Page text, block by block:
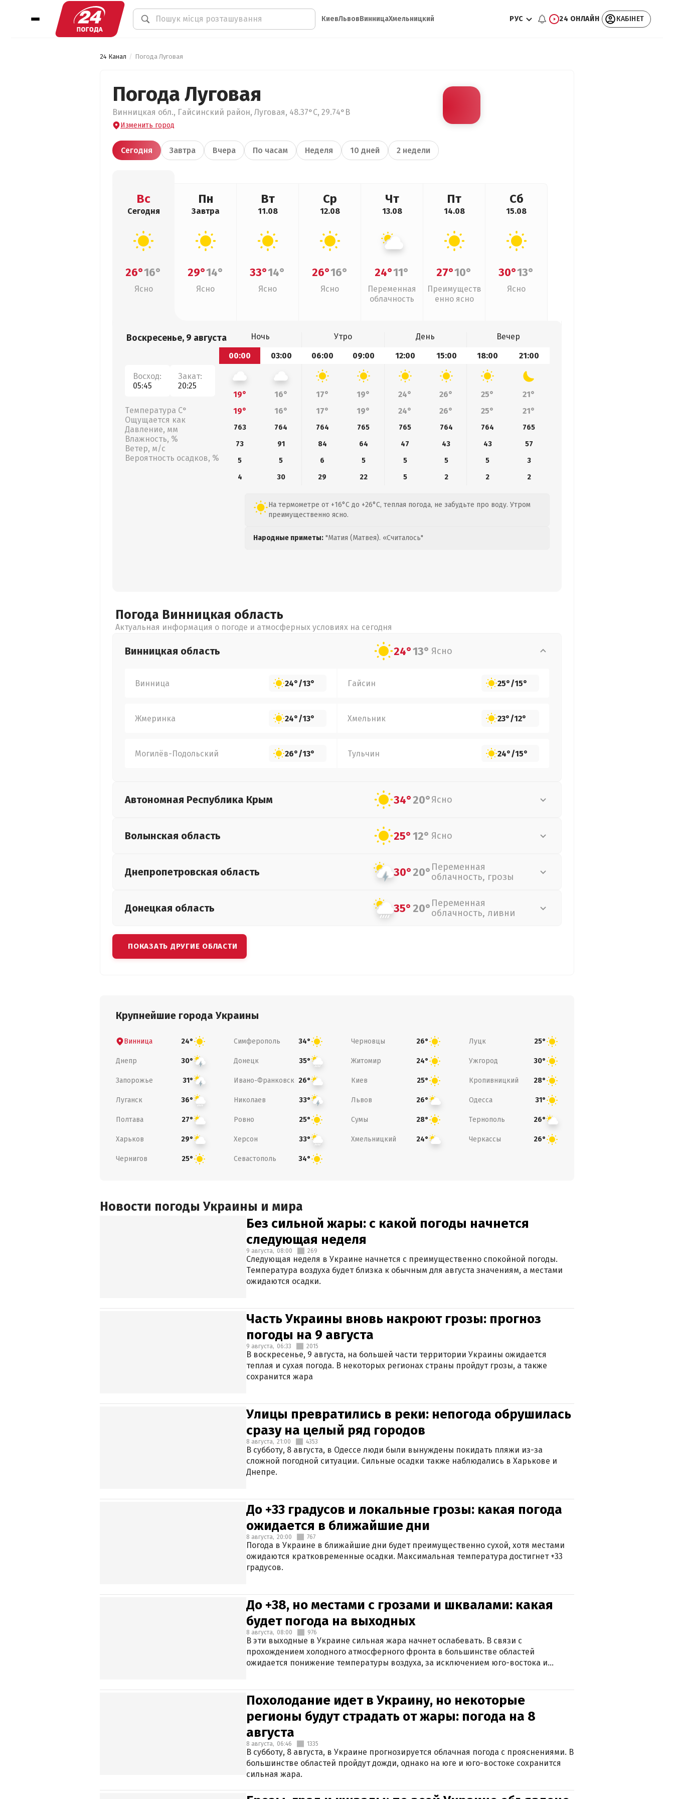
КиевЛьвовВинницаХмельницкий РУС 24 ОНЛАЙН КАБІНЕТ
24 Канал Погода Луговая
Погода Луговая
Винницкая обл., Гайсинский район, Луговая, 48.37°С, 29.74°В
Изменить город
Сегодня Завтра Вчера По часам Неделя 10 дней 2 недели
Вс
Сегодня
26°16°
Ясно
Пн
Завтра
29°14°
Ясно
Вт
11.08
33°14°
Ясно
Ср
12.08
26°16°
Ясно
Чт
13.08
24°11°
Переменная
облачность
Пт
14.08
27°10°
Преимуществ
енно ясно
Сб
15.08
30°13°
Ясно
Воскресенье, 9 августа
Восход:
05:45
Закат:
20:25
Температура С°
Ощущается как
Давление, мм
Влажность, %
Ветер, м/с
Вероятность осадков, %
Ночь Утро День
Вечер
00:00
03:00 06:00 09:00 12:00 15:00 18:00 21:00
19° 16° 17° 19° 24° 26° 25°
21°
19°
16° 17° 19° 24° 26° 25° 21°
763 764 764 765 765 764 764
765
73
91 84 64 47 43 43
57
5
5 6 5 5 5 5
3
4
30 29 22 5 2 2 2
На термометре от +16°C до +26°C, теплая погода, не забудьте про воду. Утром
преимущественно ясно.
Народные приметы: "Матия (Матвея). «Считалось"
Погода Винницкая область
Актуальная информация о погоде и атмосферных условиях на сегодня
Винницкая область 24°13° Ясно
Винница 24°/13° Гайсин 25°/15°
Жмеринка 24°/13° Хмельник 23°/12°
Могилёв-Подольский 26°/13° Тульчин 24°/15°
Автономная Республика Крым 34°20°Ясно
Волынская область 25°12° Ясно
Днепропетровская область 30°20° Переменная
облачность, грозы
Донецкая область 35°20° Переменная
облачность, ливни
ПОКАЗАТЬ ДРУГИЕ ОБЛАСТИ
Крупнейшие города Украины
Винница 24° Симферополь 34° Черновцы 26° Луцк 25°
Днепр 30° Донецк 35° Житомир 24° Ужгород 30°
Запорожье 31° Ивано-Франковск 26° Киев 25° Кропивницкий 28°
Луганск 36° Николаев 33° Львов 26° Одесса 31°
Полтава 27° Ровно 25° Сумы 28° Тернополь 26°
Харьков 29° Херсон 33° Хмельницкий 24° Черкассы 26°
Чернигов 25° Севастополь 34°
Новости погоды Украины и мира
Без сильной жары: с какой погоды начнется
следующая неделя
9 августа, 08:00 269
Следующая неделя в Украине начнется с преимущественно спокойной погоды.
Температура воздуха будет близка к обычным для августа значениям, а местами
ожидаются осадки.
Часть Украины вновь накроют грозы: прогноз
погоды на 9 августа
9 августа, 06:33 2015
В воскресенье, 9 августа, на большей части территории Украины ожидается
теплая и сухая погода. В некоторых регионах страны пройдут грозы, а также
сохранится жара
Улицы превратились в реки: непогода обрушилась
сразу на целый ряд городов
8 августа, 21:00 4353
В субботу, 8 августа, в Одессе люди были вынуждены покидать пляжи из-за
сложной погодной ситуации. Сильные осадки также наблюдались в Харькове и
Днепре.
До +33 градусов и локальные грозы: какая погода
ожидается в ближайшие дни
8 августа, 20:00 767
Погода в Украине в ближайшие дни будет преимущественно сухой, хотя местами
ожидаются кратковременные осадки. Максимальная температура достигнет +33
градусов.
До +38, но местами с грозами и шквалами: какая
будет погода на выходных
8 августа, 08:00 976
В эти выходные в Украине сильная жара начнет ослабевать. В связи с
прохождением холодного атмосферного фронта в большинстве областей
ожидается понижение температуры воздуха, за исключением юго-востока и
Похолодание идет в Украину, но некоторые
регионы будут страдать от жары: погода на 8
августа
8 августа, 06:46 1335
В субботу, 8 августа, в Украине прогнозируется облачная погода с прояснениями. В
большинстве областей пройдут дожди, однако на юге и юго-востоке сохранится
сильная жара.